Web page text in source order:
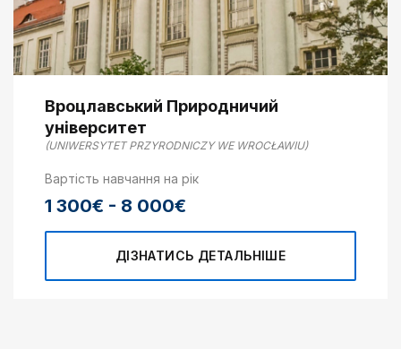
Вроцлавський Природничий
університет
(UNIWERSYTET PRZYRODNICZY WE WROCŁAWIU)
Вартість навчання на рік
1 300€ - 8 000€
ДІЗНАТИСЬ ДЕТАЛЬНІШЕ